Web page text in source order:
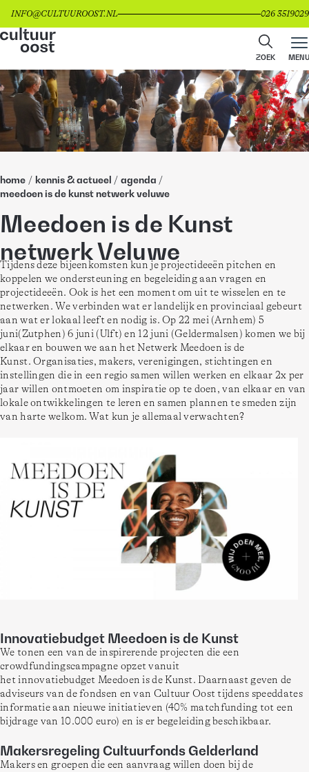
INFO@CULTUUROOST.NL 026 3519029
ZOEK MENU
home / kennis & actueel / agenda /
meedoen is de kunst netwerk veluwe
Meedoen is de Kunst
netwerk Veluwe
Tijdens deze bijeenkomsten kun je projectideeën pitchen en
koppelen we ondersteuning en begeleiding aan vragen en
projectideeën. Ook is het een moment om uit te wisselen en te
netwerken. We verbinden wat er landelijk en provinciaal gebeurt
aan wat er lokaal leeft en nodig is. Op 22 mei (Arnhem) 5
juni(Zutphen) 6 juni (Ulft) en 12 juni (Geldermalsen) komen we bij
elkaar en bouwen we aan het Netwerk Meedoen is de
Kunst. Organisaties, makers, verenigingen, stichtingen en
instellingen die in een regio samen willen werken en elkaar 2x per
jaar willen ontmoeten om inspiratie op te doen, van elkaar en van
lokale ontwikkelingen te leren en samen plannen te smeden zijn
van harte welkom. Wat kun je allemaal verwachten?
Innovatiebudget Meedoen is de Kunst
We tonen een van de inspirerende projecten die een
crowdfundingscampagne opzet vanuit
het innovatiebudget Meedoen is de Kunst. Daarnaast geven de
adviseurs van de fondsen en van Cultuur Oost tijdens speeddates
informatie aan nieuwe initiatieven (40% matchfunding tot een
bijdrage van 10.000 euro) en is er begeleiding beschikbaar.
Makersregeling Cultuurfonds Gelderland
Makers en groepen die een aanvraag willen doen bij de